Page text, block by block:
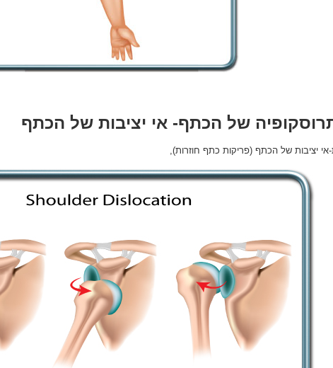
של הכתף- אי יציבות של הכתף
אי יציבות של הכתף (פריקות כתף חוזרות),